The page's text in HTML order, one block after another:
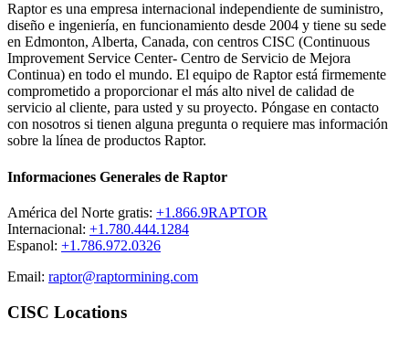
Raptor es una empresa internacional independiente de suministro,
diseño e ingeniería, en funcionamiento desde 2004 y tiene su sede
en Edmonton, Alberta, Canada, con centros CISC (Continuous
Improvement Service Center- Centro de Servicio de Mejora
Continua) en todo el mundo. El equipo de Raptor está firmemente
comprometido a proporcionar el más alto nivel de calidad de
servicio al cliente, para usted y su proyecto. Póngase en contacto
con nosotros si tienen alguna pregunta o requiere mas información
sobre la línea de productos Raptor.
Informaciones Generales de Raptor
América del Norte gratis: +1.866.9RAPTOR
Internacional: +1.780.444.1284
Espanol: +1.786.972.0326
Email: raptor@raptormining.com
CISC Locations